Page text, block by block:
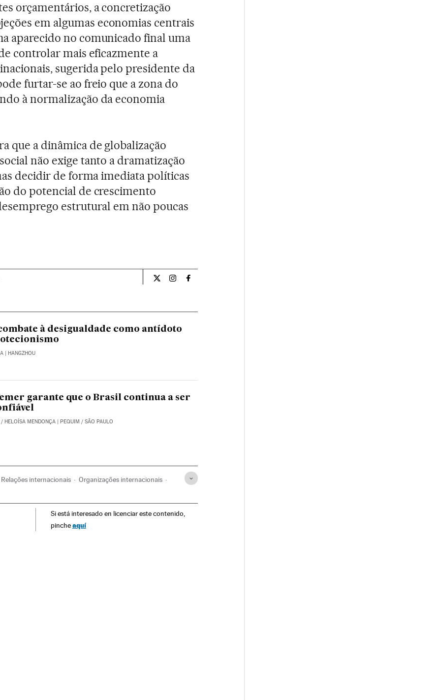
orçamentários, a concretização
em algumas economias centrais
aparecido no comunicado final uma
controlar mais eficazmente a
sugerida pelo presidente da
furtar-se ao freio que a zona do
à normalização da economia
que a dinâmica de globalização
não exige tanto a dramatização
decidir de forma imediata políticas
do potencial de crescimento
estrutural em não poucas
Opiniao El País Brasil en Twitter
Opiniao El País Brasil en Instagram
Opiniao El País Brasil en Facebook
à desigualdade como antídoto
| HANGZHOU
garante que o Brasil continua a ser
/ HELOÍSA MENDONÇA | PEQUIM / SÃO PAULO
Relações internacionais Organizações internacionais
Si está interesado en licenciar este contenido,
pincheaquí